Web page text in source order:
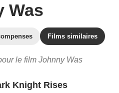
Was
Films similaires
le film Johnny Was
Knight Rises